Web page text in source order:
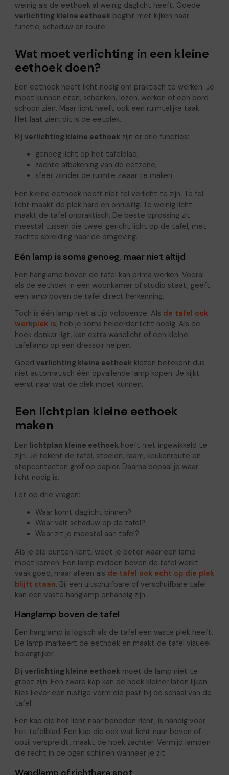
weinig als de eethoek al weinig daglicht heeft. Goede
verlichting kleine eethoekbegint met kijken naar
functie, schaduw en route.
Wat moet verlichting in een kleine
eethoek doen?
Een eethoek heeft licht nodig om praktisch te werken. Je
moet kunnen eten, schenken, lezen, werken of een bord
schoon zien. Maar licht heeft ook een ruimtelijke taak.
Het laat zien: dit is de eetplek.
Bij verlichting kleine eethoekzijn er drie functies:
genoeg licht op het tafelblad;
zachte afbakening van de eetzone;
sfeer zonder de ruimte zwaar te maken.
Een kleine eethoek hoeft niet fel verlicht te zijn. Te fel
licht maakt de plek hard en onrustig. Te weinig licht
maakt de tafel onpraktisch. De beste oplossing zit
meestal tussen die twee: gericht licht op de tafel, met
zachte spreiding naar de omgeving.
Eén lamp is soms genoeg, maar niet altijd
Een hanglamp boven de tafel kan prima werken. Vooral
als de eethoek in een woonkamer of studio staat, geeft
een lamp boven de tafel direct herkenning.
Toch is één lamp niet altijd voldoende. Als de tafel ook
werkplek is, heb je soms helderder licht nodig. Als de
hoek donker ligt, kan extra wandlicht of een kleine
tafellamp op een dressoir helpen.
Goed verlichting kleine eethoekkiezen betekent dus
niet automatisch één opvallende lamp kopen. Je kijkt
eerst naar wat de plek moet kunnen.
Een lichtplan kleine eethoek
maken
Een lichtplan kleine eethoek hoeft niet ingewikkeld te
zijn. Je tekent de tafel, stoelen, raam, keukenroute en
stopcontacten grof op papier. Daarna bepaal je waar
licht nodig is.
Let op drie vragen:
Waar komt daglicht binnen?
Waar valt schaduw op de tafel?
Waar zit je meestal aan tafel?
Als je die punten kent, weet je beter waar een lamp
moet komen. Een lamp midden boven de tafel werkt
vaak goed, maar alleen als de tafel ook echt op die plek
blijft staan. Bij een uitschuifbare of verschuifbare tafel
kan een vaste hanglamp onhandig zijn.
Hanglamp boven de tafel
Een hanglamp is logisch als de tafel een vaste plek heeft.
De lamp markeert de eethoek en maakt de tafel visueel
belangrijker.
Bij verlichting kleine eethoekmoet de lamp niet te
groot zijn. Een zware kap kan de hoek kleiner laten lijken.
Kies liever een rustige vorm die past bij de schaal van de
tafel.
Een kap die het licht naar beneden richt, is handig voor
het tafelblad. Een kap die ook wat licht naar boven of
opzij verspreidt, maakt de hoek zachter. Vermijd lampen
die recht in de ogen schijnen wanneer je zit.